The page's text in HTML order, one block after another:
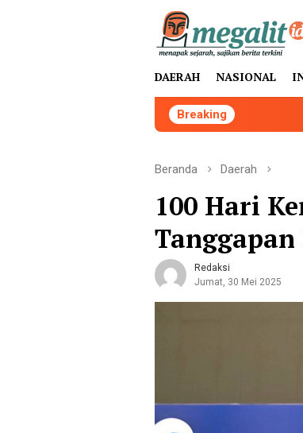
DAERAH NASIONAL
Breaking
Beranda Daerah
100 Hari
Redaksi
Jumat, 30 Mei 2025